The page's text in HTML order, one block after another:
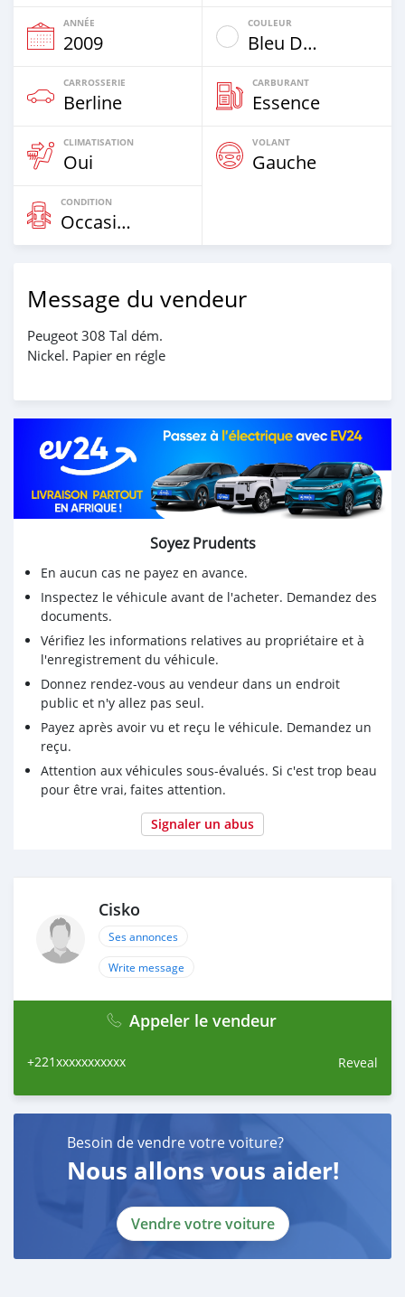
ANNÉE
2009
COULEUR
Bleu De Nuit
CARROSSERIE
Berline
CARBURANT
Essence
CLIMATISATION
Oui
VOLANT
Gauche
CONDITION
Occasion
Message du vendeur
Peugeot 308 Tal dém.
Nickel. Papier en régle
Soyez Prudents
En aucun cas ne payez en avance.
Inspectez le véhicule avant de l'acheter. Demandez des
documents.
Vérifiez les informations relatives au propriétaire et à
l'enregistrement du véhicule.
Donnez rendez-vous au vendeur dans un endroit
public et n'y allez pas seul.
Payez après avoir vu et reçu le véhicule. Demandez un
reçu.
Attention aux véhicules sous-évalués. Si c'est trop beau
pour être vrai, faites attention.
Signaler un abus
Cisko
Ses annonces
Write message
Appeler le vendeur
+221xxxxxxxxxxx Reveal
Besoin de vendre votre voiture?
Nous allons vous aider!
Vendre votre voiture